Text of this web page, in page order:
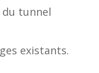
tunnel
existants.